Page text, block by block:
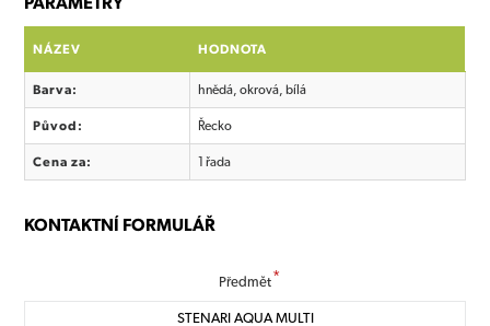
NÁZEV HODNOTA
Barva: hnědá, okrová, bílá
Původ: Řecko
Cena za: 1 řada
KONTAKTNÍ FORMULÁŘ
Předmět*